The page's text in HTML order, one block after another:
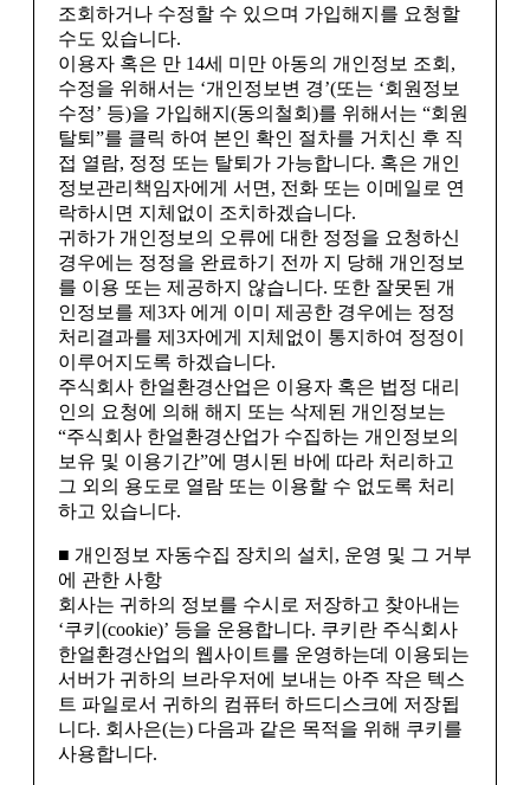
조회하거나 수정할 수 있으며 가입해지를 요청할
수도 있습니다.
이용자 혹은 만 14세 미만 아동의 개인정보 조회,
수정을 위해서는 ‘개인정보변 경’(또는 ‘회원정보
수정’ 등)을 가입해지(동의철회)를 위해서는 “회원
탈퇴”를 클릭 하여 본인 확인 절차를 거치신 후 직
접 열람, 정정 또는 탈퇴가 가능합니다. 혹은 개인
정보관리책임자에게 서면, 전화 또는 이메일로 연
락하시면 지체없이 조치하겠습니다.
귀하가 개인정보의 오류에 대한 정정을 요청하신
경우에는 정정을 완료하기 전까 지 당해 개인정보
를 이용 또는 제공하지 않습니다. 또한 잘못된 개
인정보를 제3자 에게 이미 제공한 경우에는 정정
처리결과를 제3자에게 지체없이 통지하여 정정이
이루어지도록 하겠습니다.
주식회사 한얼환경산업은 이용자 혹은 법정 대리
인의 요청에 의해 해지 또는 삭제된 개인정보는
“주식회사 한얼환경산업가 수집하는 개인정보의
보유 및 이용기간”에 명시된 바에 따라 처리하고
그 외의 용도로 열람 또는 이용할 수 없도록 처리
하고 있습니다.
■ 개인정보 자동수집 장치의 설치, 운영 및 그 거부
에 관한 사항
회사는 귀하의 정보를 수시로 저장하고 찾아내는
‘쿠키(cookie)’ 등을 운용합니다. 쿠키란 주식회사
한얼환경산업의 웹사이트를 운영하는데 이용되는
서버가 귀하의 브라우저에 보내는 아주 작은 텍스
트 파일로서 귀하의 컴퓨터 하드디스크에 저장됩
니다. 회사은(는) 다음과 같은 목적을 위해 쿠키를
사용합니다.